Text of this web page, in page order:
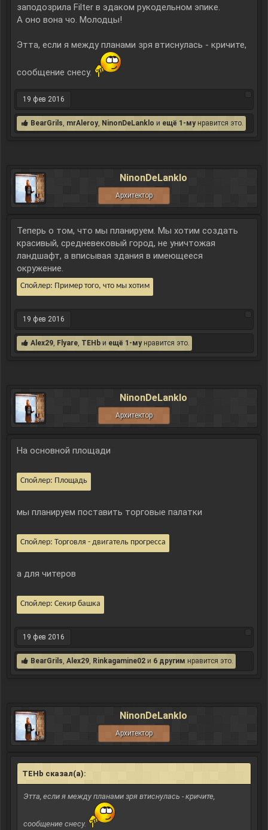
заподозрила Filter в эдаком рукодельном эпике.
А оно вона чо. Молодцы!
Этта, если я между планами зря втиснулась - кричите,
сообщение снесу.
19 фев 2016
BearGrils, mrAleroy, NinonDeLanklo и ещё 1-мунравится это.
NinonDeLanklo
Архитектор
Теперь о том, что мы планируем. Мы хотим создать
красивый, средневековый город, не уничтожая
ландшафт, а вписывая здания в имеющееся
окружение.
Спойлер: Пример того, что мы хотим
19 фев 2016
Alex29, Flyare, TEHb и ещё 1-мунравится это.
NinonDeLanklo
Архитектор
На основной площади
Спойлер: Площадь
мы планируем поставить торговые палатки
Спойлер: Торговля - двигатель прогресса
а для читеров
Спойлер: Секир башка
19 фев 2016
BearGrils, Alex29, Rinkagamine02 и 6 другим нравится это.
NinonDeLanklo
Архитектор
TEHb сказал(а):
Этта, если я между планами зря втиснулась - кричите,
сообщение снесу.